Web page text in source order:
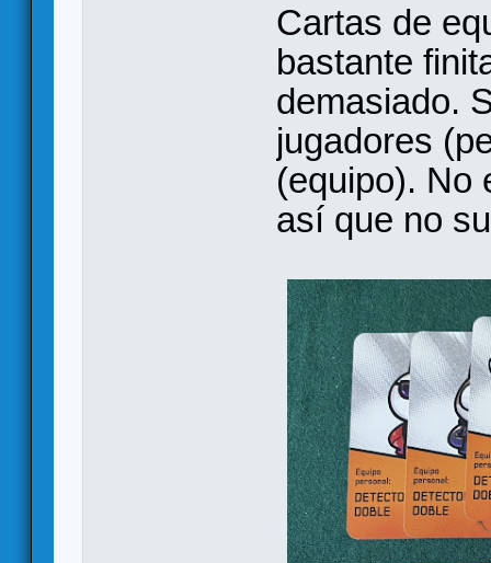
Cartas de
bastante
demasiado.
jugadores
(equipo). No
así que no